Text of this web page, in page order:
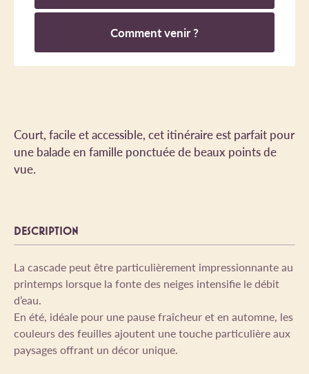
Court, facile et accessible, cet itinéraire est parfait pour
une balade en famille ponctuée de beaux points de
vue.
DESCRIPTION
La cascade peut être particulièrement impressionnante au
printemps lorsque la fonte des neiges intensifie le débit
d’eau.
En été, idéale pour une pause fraîcheur et en automne, les
couleurs des feuilles ajoutent une touche particulière aux
paysages offrant un décor unique.
Comment venir ?